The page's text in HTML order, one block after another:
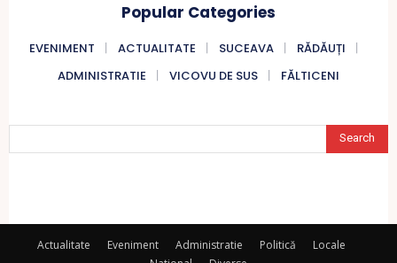
Popular Categories
EVENIMENT ACTUALITATE SUCEAVA
RĂDĂUȚI
ADMINISTRATIE
VICOVU DE SUS FĂLTICENI
Search
Actualitate Eveniment Administratie Politică
Locale